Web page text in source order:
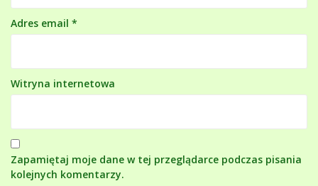
Adres email *
Witryna internetowa
Zapamiętaj moje dane w tej przeglądarce podczas pisania
kolejnych komentarzy.